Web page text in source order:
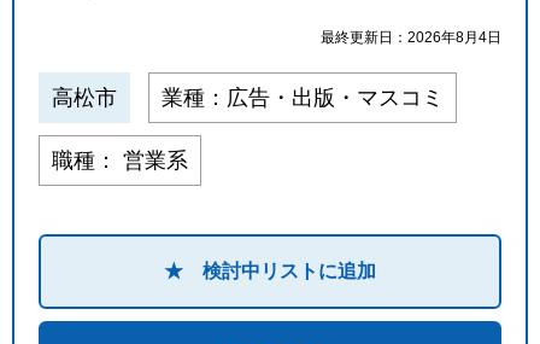
最終更新日：2026年8月4日
高松市 業種：広告・出版・マスコミ
職種： 営業系
★ 検討中リストに追加